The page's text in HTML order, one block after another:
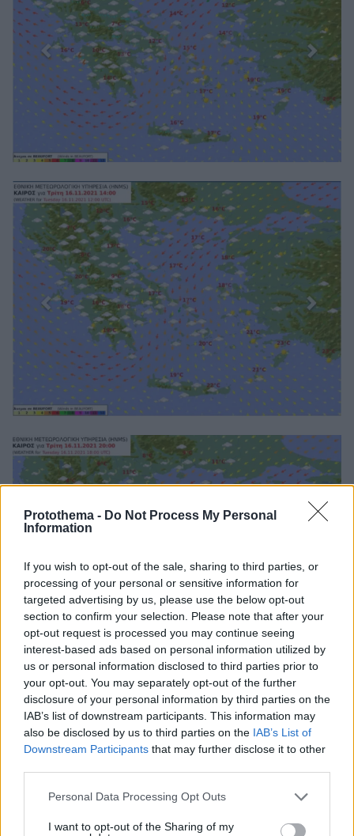
Protothema - Do Not Process My Personal
Information
If you wish to opt-out of the sale, sharing to third parties, or
processing of your personal or sensitive information for
targeted advertising by us, please use the below opt-out
section to confirm your selection. Please note that after your
opt-out request is processed you may continue seeing
interest-based ads based on personal information utilized by
us or personal information disclosed to third parties prior to
your opt-out. You may separately opt-out of the further
disclosure of your personal information by third parties on the
IAB’s list of downstream participants. This information may
also be disclosed by us to third parties on the IAB’s List of
Downstream Participants that may further disclose it to other
Please note that this website/app uses one or more Google
not limited to your visit or usage behaviour. You may click to
Personal Data Processing Opt Outs
I want to opt-out of the Sharing of my
Τα σενάρια για τους ανεμβολίαστους, με